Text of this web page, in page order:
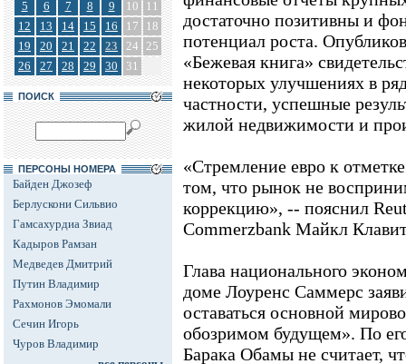
5
6 7 8 9 10
11
12
13 14 15 16 17
18
19
20 21 22 23 24 25
26
27 28 29 30 31
ПОИСК
ПЕРСОНЫ НОМЕРА
Байден Джозеф
Берлускони Сильвио
Гамсахурдиа Звиад
Кадыров Рамзан
Медведев Дмитрий
Путин Владимир
Рахмонов Эмомали
Сечин Игорь
Чуров Владимир
достаточно позитивны и
потенциал роста.
«Бежевая книга»
некоторых улучшениях в
частности, успешные
жилой недвижимости и
«Стремление евро к
том, что рынок не
коррекцию», -- пояснил
Commerzbank Майкл
Глава национального
доме Лоуренс Саммерс
оставаться основной
обозримом будущем». По
Барака Обамы не считает,